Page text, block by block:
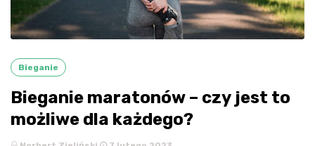
Bieganie
Bieganie maratonów – czy jest to
możliwe dla każdego?